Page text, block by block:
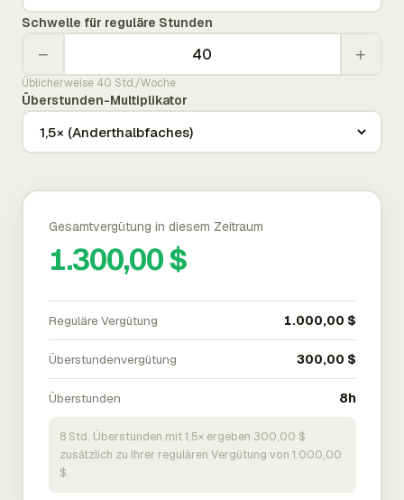
Schwelle für reguläre Stunden
− +
Üblicherweise 40 Std./Woche
Überstunden-Multiplikator
Gesamtvergütung in diesem Zeitraum
1.300,00 $
Reguläre Vergütung 1.000,00 $
Überstundenvergütung 300,00 $
Überstunden 8h
8 Std. Überstunden mit 1,5× ergeben 300,00 $
zusätzlich zu Ihrer regulären Vergütung von 1.000,00
$.